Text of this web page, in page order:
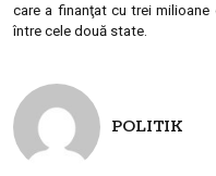
care a finanţat cu trei
între cele două state.
POLITIK